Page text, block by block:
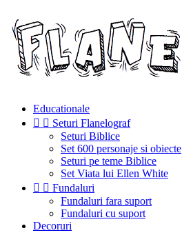
Educationale
  Seturi Flanelograf
Seturi Biblice
Set 600 personaje si obiecte
Seturi pe teme Biblice
Set Viata lui Ellen White
  Fundaluri
Fundaluri fara suport
Fundaluri cu suport
Decoruri